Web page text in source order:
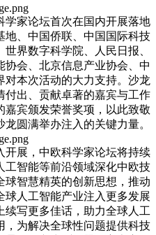
学家论坛首次在国内开展落地
地、中国侨联、中国国际科技
界数字科学院、人民日报、
会、北京信息产业协会、中
对本次活动的大力支持。沙龙
付出、贡献卓著的嘉宾与工作
嘉宾颁发荣誉奖项，以此致敬
圆满举办注入的关键力量。
开展，中欧科学家论坛将持续
工智能等前沿领域深化中欧技
智慧精英的创新思想，推动
球人工智能产业注入更多发展
写更多佳话，助力全球人工
，为解决全球性问题提供科技